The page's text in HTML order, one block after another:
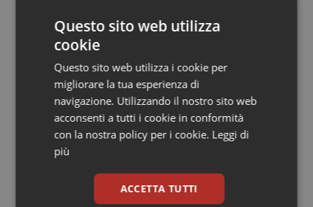
Puglia
Sardegna
Sicilia
Toscana
Malattie rare
Malattia di Crohn & Rettocolite Ulcerosa
Neuroscienze & patologie neurodegenerative
Obesità
Oftalmologia
Cloud sanitario: infrastrutture,
compliance, GDPR e Risk management
Gestione dell'Ipertensione resistente:
dalle Linee Guida alle terapie innovative
Leadership Infermieristica 2026: nuovi
modelli di responsabilità e autonomia
Questo sito web utilizza
cookie
Questo sito web utilizza i cookie per
migliorare la tua esperienza di
navigazione. Utilizzando il nostro sito web
acconsenti a tutti i cookie in conformità
con la nostra policy per i cookie. Leggi di
più
ACCETTA TUTTI